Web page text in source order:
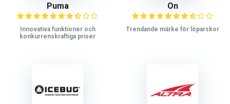
Puma
Innovativa funktioner och
konkurrenskraftiga priser
On
Trendande märke för löparskor